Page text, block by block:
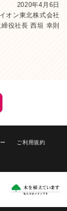
2020年4月6日
イオン東北株式会社
役社長 西垣 幸則
ご利用規約